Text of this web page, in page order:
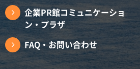
企業PR館コミュニケーショ
ン・プラザ
FAQ・お問い合わせ